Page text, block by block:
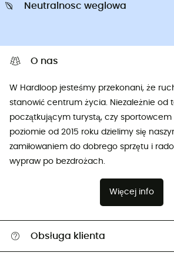
Neutralnosc weglowa
O nas
W Hardloop jesteśmy przekonani, że
stanowić centrum życia. Niezależnie od
początkującym turystą, czy sportowcem
poziomie od 2015 roku dzielimy się
zamiłowaniem do dobrego sprzętu i
wypraw po bezdrożach.
Więcej info
Obsługa klienta